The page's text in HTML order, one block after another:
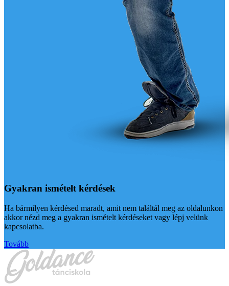
Gyakran ismételt kérdések
Ha bármilyen kérdésed maradt, amit nem találtál meg az oldalunkon
akkor nézd meg a gyakran ismételt kérdéseket vagy lépj velünk
kapcsolatba.
Tovább